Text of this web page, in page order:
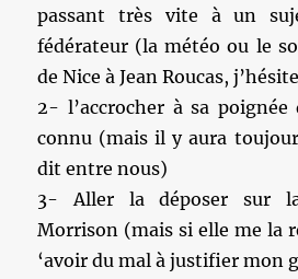
passant très vite à un
fédérateur (la météo ou le
de Nice à Jean Roucas,
2- l’accrocher à sa
connu (mais il y aura
dit entre nous)
3- Aller la déposer sur
Morrison (mais si elle me la
‘avoir du mal à justifier mon